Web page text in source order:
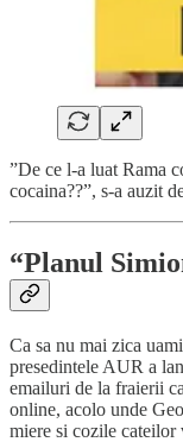
”De ce l-a luat Rama
cocaina??”, s-a auzit
“Planul
Ca sa nu mai zica
presedintele AUR a
emailuri de la fraierii
online, acolo unde
miere si cozile cateilor